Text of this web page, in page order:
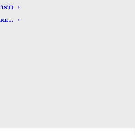
*
Ferrara, studiò in seguito a